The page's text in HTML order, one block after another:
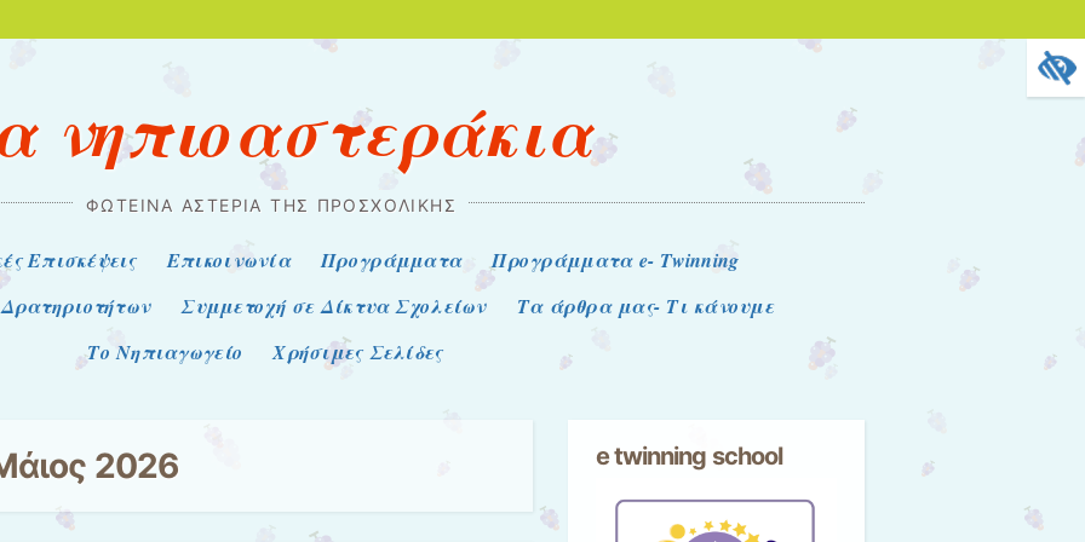
νηπιοαστεράκια
ΦΩΤΕΙΝΆ ΑΣΤΈΡΙΑ ΤΗΣ ΠΡΟΣΧΟΛΙΚΉΣ
Επισκέψεις Επικοινωνία Προγράμματα
Προγράμματα e- Twinning
Συμμετοχή σε Δίκτυα Σχολείων
Τα άρθρα μας- Τι κάνουμε
Το Νηπιαγωγείο
Χρήσιμες Σελίδες
2026 e twinning school